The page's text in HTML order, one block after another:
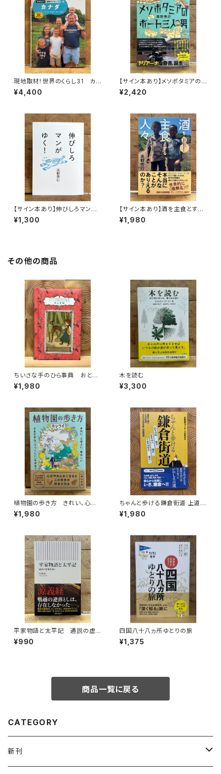
現地取材！世界のくらし31 カナ
ダ
¥4,400
【サイン本あり】メソポタミアの
ボート三人男
¥2,420
【サイン本あり】伸びしろマンが
ゆく！
¥1,300
【サイン本あり】酒を主食とする
人々 エチオピアの科学的秘境
を旅する
¥1,980
その他の商品
ちいさな手のひら事典 おとぎ
話
¥1,980
木を読む
¥3,300
植物園の歩き方 きれい、心地
よい、愛おしい さまざまな「うつ
くしい」を求めて
¥1,980
ちゃんと歩ける鎌倉街道 上道・
中道・下道
¥1,980
平家物語と太平記 通説の虚
像を暴く
¥990
四国八十八ヵ所ゆとりの旅
¥1,375
商品一覧に戻る
CATEGORY
新刊